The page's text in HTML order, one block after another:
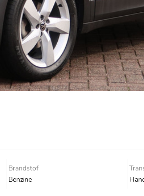
Brandstof
Benzine